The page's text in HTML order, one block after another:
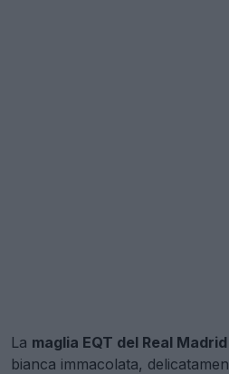
La maglia EQT del Real Madrid
bianca immacolata,